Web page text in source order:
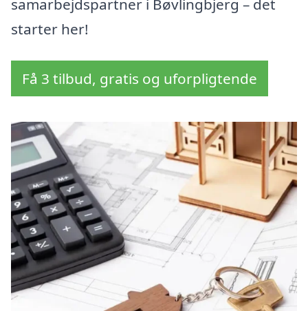
samarbejdspartner i Bøvlingbjerg – det
starter her!
Få 3 tilbud, gratis og uforpligtende